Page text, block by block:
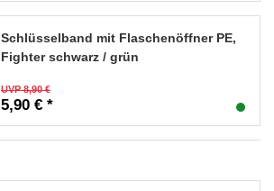
Schlüsselband mit Flaschenöffner PE,
Fighter schwarz / grün
UVP 8,90 €
5,90 € *